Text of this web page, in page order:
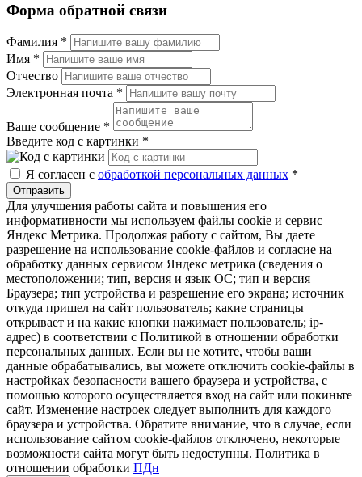
Форма обратной связи
Фамилия *
Имя *
Отчество
Электронная почта *
Ваше сообщение *
Введите код с картинки *
Я согласен с обработкой персональных данных *
Отправить
Для улучшения работы сайта и повышения его
информативности мы используем файлы cookie и сервис
Яндекс Метрика. Продолжая работу с сайтом, Вы даете
разрешение на использование cookie-файлов и согласие на
обработку данных сервисом Яндекс метрика (сведения о
местоположении; тип, версия и язык ОС; тип и версия
Браузера; тип устройства и разрешение его экрана; источник
откуда пришел на сайт пользователь; какие страницы
открывает и на какие кнопки нажимает пользователь; ip-
адрес) в соответствии с Политикой в отношении обработки
персональных данных. Если вы не хотите, чтобы ваши
данные обрабатывались, вы можете отключить cookie-файлы в
настройках безопасности вашего браузера и устройства, с
помощью которого осуществляется вход на сайт или покиньте
сайт. Изменение настроек следует выполнить для каждого
браузера и устройства. Обратите внимание, что в случае, если
использование сайтом cookie-файлов отключено, некоторые
возможности сайта могут быть недоступны. Политика в
отношении обработки ПДн